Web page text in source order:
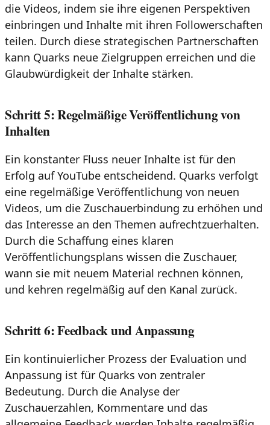
die Videos, indem sie ihre eigenen Perspektiven
einbringen und Inhalte mit ihren Followerschaften
teilen. Durch diese strategischen Partnerschaften
kann Quarks neue Zielgruppen erreichen und die
Glaubwürdigkeit der Inhalte stärken.
Schritt 5: Regelmäßige Veröffentlichung von
Inhalten
Ein konstanter Fluss neuer Inhalte ist für den
Erfolg auf YouTube entscheidend. Quarks verfolgt
eine regelmäßige Veröffentlichung von neuen
Videos, um die Zuschauerbindung zu erhöhen und
das Interesse an den Themen aufrechtzuerhalten.
Durch die Schaffung eines klaren
Veröffentlichungsplans wissen die Zuschauer,
wann sie mit neuem Material rechnen können,
und kehren regelmäßig auf den Kanal zurück.
Schritt 6: Feedback und Anpassung
Ein kontinuierlicher Prozess der Evaluation und
Anpassung ist für Quarks von zentraler
Bedeutung. Durch die Analyse der
Zuschauerzahlen, Kommentare und das